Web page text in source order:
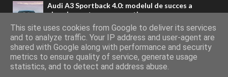
Audi A3 Sportback 4.0: modelul de succes a
ajuns la a patra sa generatie
Apr 13 2020- Constantin Hriban
AUTOVITAL - Blog AutoCopyright © 2011 - 2026. Toate drepturile
This site uses cookies from Google to deliver its services
and to analyze traffic. Your IP address and user-agent are
shared with Google along with performance and security
metrics to ensure quality of service, generate usage
statistics, and to detect and address abuse.